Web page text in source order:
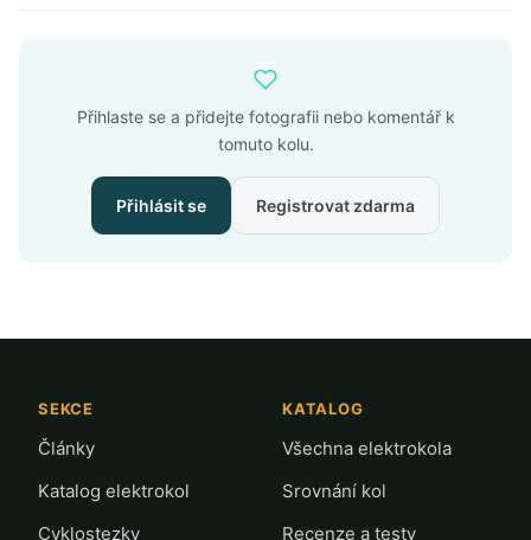
Přihlaste se a přidejte fotografii nebo komentář k
tomuto kolu.
Přihlásit se Registrovat zdarma
SEKCE
Články
Katalog elektrokol
Cyklostezky
KATALOG
Všechna elektrokola
Srovnání kol
Recenze a testy